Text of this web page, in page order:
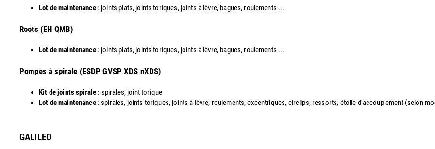
Lot de maintenance: joints plats, joints toriques, joints à lèvre, bagues, roulements ...
Roots (EH QMB)
Lot de maintenance : joints plats, joints toriques, joints à lèvre, bagues, roulements ...
​Pompes à spirale (ESDP GVSP XDS nXDS)
Kit de joints spirale : spirales, joint torique
Lot de maintenance: spirales, joints toriques, joints à lèvre, roulements, excentriques, circlips, ressorts, étoile d'accouplement (selon
GALILEO